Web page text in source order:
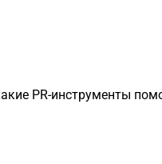
PR-инструменты